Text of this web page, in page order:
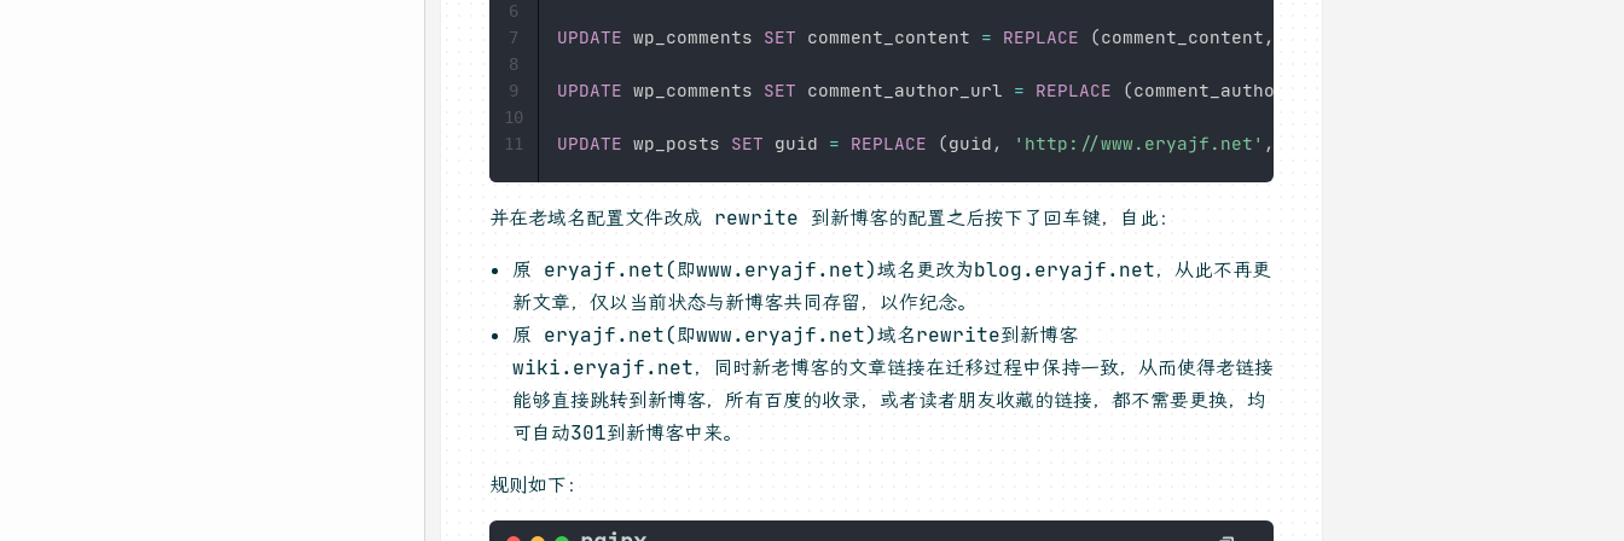
UPDATE wp_comments SET comment_content = REPLACE (comment_content ,
UPDATE wp_comments SET comment_author_url = REPLACE (comment_author_url
UPDATE wp_posts SET guid = REPLACE (guid , 'http://www.eryajf.net' ,
6
7
8
9
10
11
并在老域名配置文件改成 rewrite 到新博客的配置之后按下了回车键，自此：
原 eryajf.net(即www.eryajf.net)域名更改为blog.eryajf.net，从此不再更
新文章，仅以当前状态与新博客共同存留，以作纪念。
原 eryajf.net(即www.eryajf.net)域名rewrite到新博客
wiki.eryajf.net，同时新老博客的文章链接在迁移过程中保持一致，从而使得老链接
能够直接跳转到新博客，所有百度的收录，或者读者朋友收藏的链接，都不需要更换，均
可自动301到新博客中来。
规则如下：